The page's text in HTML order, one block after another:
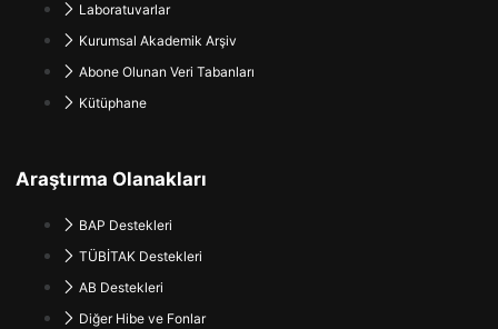
Laboratuvarlar
Kurumsal Akademik Arşiv
Abone Olunan Veri Tabanları
Kütüphane
Araştırma Olanakları
BAP Destekleri
TÜBİTAK Destekleri
AB Destekleri
Diğer Hibe ve Fonlar